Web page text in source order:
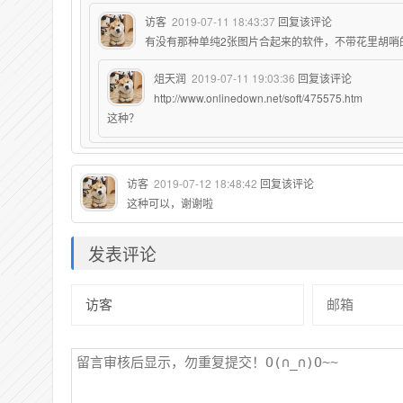
访客 2019-07-11 18:43:37 回复该评论
有没有那种单纯2张图片合起来的软件，不带花里胡哨
俎天润 2019-07-11 19:03:36 回复该评论
http://www.onlinedown.net/soft/475575.htm
这种？
访客 2019-07-12 18:48:42 回复该评论
这种可以，谢谢啦
发表评论